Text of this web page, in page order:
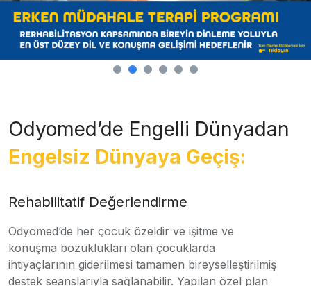
Odyomed’de Engelli Dünyadan
Engelsiz Dünyaya Geçiş:
Rehabilitatif Değerlendirme
Odyomed’de her çocuk özeldir ve işitme ve
konuşma bozuklukları olan çocuklarda
ihtiyaçlarının giderilmesi tamamen bireyselleştirilmiş
destek seanslarıyla sağlanabilir. Yapılan özel plan